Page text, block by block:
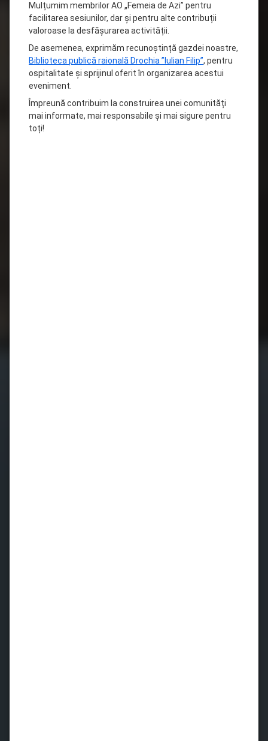
Mulțumim membrilor AO „Femeia de Azi” pentru
facilitarea sesiunilor, dar și pentru alte contribuții
valoroase la desfășurarea activității.
De asemenea, exprimăm recunoștință gazdei noastre,
Biblioteca publică raională Drochia ”Iulian Filip”, pentru
ospitalitate și sprijinul oferit în organizarea acestui
eveniment.
Împreună contribuim la construirea unei comunități
mai informate, mai responsabile și mai sigure pentru
toți!